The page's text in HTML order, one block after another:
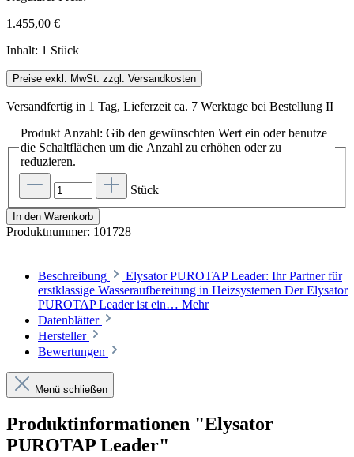
1.455,00 €
Inhalt: 1 Stück
Preise exkl. MwSt. zzgl. Versandkosten
Versandfertig in 1 Tag, Lieferzeit ca. 7 Werktage bei Bestellung II
Produkt Anzahl: Gib den gewünschten Wert ein oder benutze
die Schaltflächen um die Anzahl zu erhöhen oder zu
reduzieren.
Stück
In den Warenkorb
Produktnummer: 101728
Beschreibung
Elysator PUROTAP Leader: Ihr Partner für
erstklassige Wasseraufbereitung in Heizsystemen Der Elysator
PUROTAP Leader ist ein… Mehr
Datenblätter
Hersteller
Bewertungen
Menü schließen
Produktinformationen "Elysator
PUROTAP Leader"